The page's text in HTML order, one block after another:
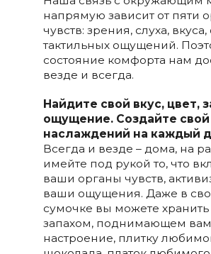
напрямую зависит от пяти
чувств: зрения, слуха,
тактильных ощущений.
состояние комфорта нам
везде и всегда.
Найдите свой вкус, цвет,
ощущение. Создайте
наслаждений на каждый
Всегда и везде – дома, на
имейте под рукой то, что
ваши органы чувств,
ваши ощущения. Даже в
сумочке вы можете
запахом, поднимающем вам
настроение, плитку